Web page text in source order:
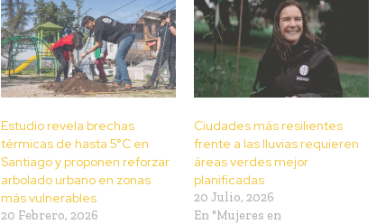
Estudio revela brechas
térmicas de hasta 5°C en
Santiago y proponen reforzar
arbolado urbano en zonas
más vulnerables
20 Febrero, 2026
Ciudades más resilientes
frente a las lluvias requieren
áreas verdes mejor
planificadas
20 Julio, 2026
En "Mujeres en